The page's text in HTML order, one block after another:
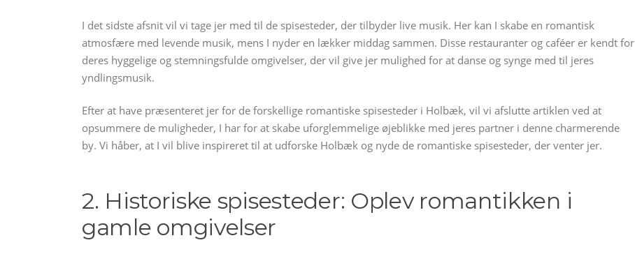
I det sidste afsnit vil vi tage jer med til de spisesteder, der tilbyder live musik. Her kan I skabe en romantisk
atmosfære med levende musik, mens I nyder en lækker middag sammen. Disse restauranter og caféer er kendt for
deres hyggelige og stemningsfulde omgivelser, der vil give jer mulighed for at danse og synge med til jeres
yndlingsmusik.
Efter at have præsenteret jer for de forskellige romantiske spisesteder i Holbæk, vil vi afslutte artiklen ved at
opsummere de muligheder, I har for at skabe uforglemmelige øjeblikke med jeres partner i denne charmerende
by. Vi håber, at I vil blive inspireret til at udforske Holbæk og nyde de romantiske spisesteder, der venter jer.
2. Historiske spisesteder: Oplev romantikken i
gamle omgivelser